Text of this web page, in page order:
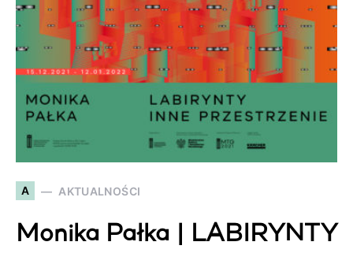
A AKTUALNOŚCI
Monika Pałka | LABIRYNTY